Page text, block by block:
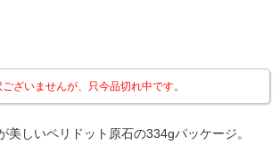
ざいませんが、只今品切れ中です。
しいペリドット原石の334gパッケージ。